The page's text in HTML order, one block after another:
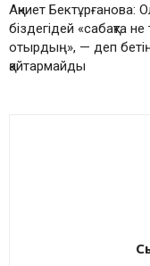
Ақниет Бектұрғанова:
біздегідей «сабақта
отырдың», — деп
қайтармайды